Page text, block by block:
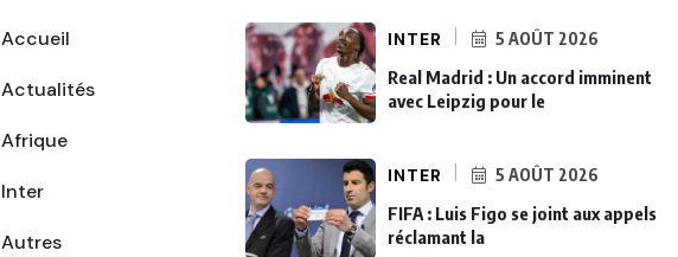
Accueil
Actualités
Afrique
Inter
Autres
INTER 5 AOÛT 2026
Real Madrid : Un accord imminent
avec Leipzig pour le
INTER 5 AOÛT 2026
FIFA : Luis Figo se joint aux appels
réclamant la